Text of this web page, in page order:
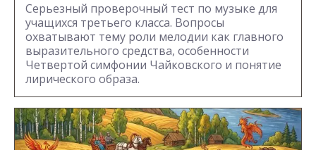
Серьезный проверочный тест по музыке для
учащихся третьего класса. Вопросы
охватывают тему роли мелодии как главного
выразительного средства, особенности
Четвертой симфонии Чайковского и понятие
лирического образа.